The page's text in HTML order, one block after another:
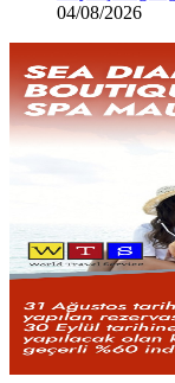
04/08/2026